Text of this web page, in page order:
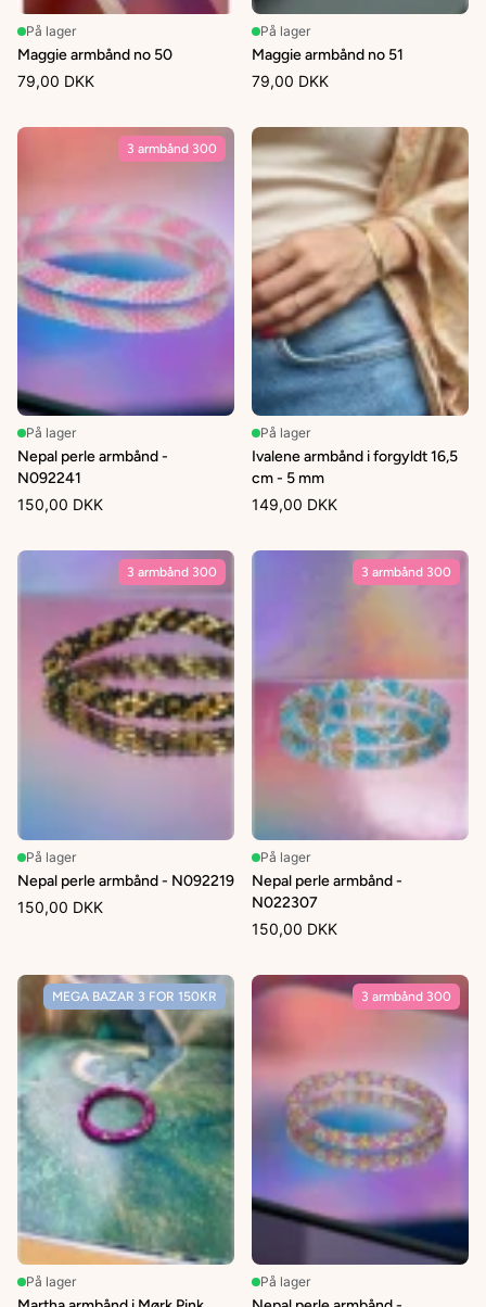
På lager
Maggie armbånd no 50
79,00 DKK
På lager
Maggie armbånd no 51
79,00 DKK
3 armbånd 300
På lager
Nepal perle armbånd -
N092241
150,00 DKK
På lager
Ivalene armbånd i forgyldt 16,5
cm - 5 mm
149,00 DKK
3 armbånd 300
På lager
Nepal perle armbånd - N092219
150,00 DKK
3 armbånd 300
På lager
Nepal perle armbånd -
N022307
150,00 DKK
MEGA BAZAR 3 FOR 150KR
På lager
3 armbånd 300
På lager